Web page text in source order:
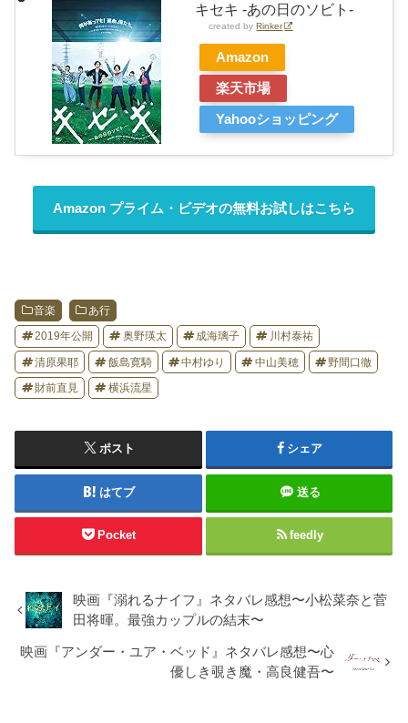
キセキ -あの日のソビト-
created byRinker
Amazon
楽天市場
Yahooショッピング
Amazon プライム・ビデオの無料お試しはこちら
音楽 あ行
2019年公開 奥野瑛太 成海璃子 川村泰祐
清原果耶 飯島寛騎 中村ゆり 中山美穂 野間口徹
財前直見 横浜流星
ポスト シェア
はてブ 送る
Pocket feedly
映画『溺れるナイフ』ネタバレ感想〜小松菜奈と菅
田将暉。最強カップルの結末〜
映画『アンダー・ユア・ベッド』ネタバレ感想〜心
優しき覗き魔・高良健吾〜